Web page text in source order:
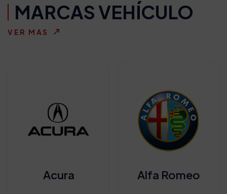
MARCAS VEHÍCULO
VER MAS
Acura Alfa Romeo